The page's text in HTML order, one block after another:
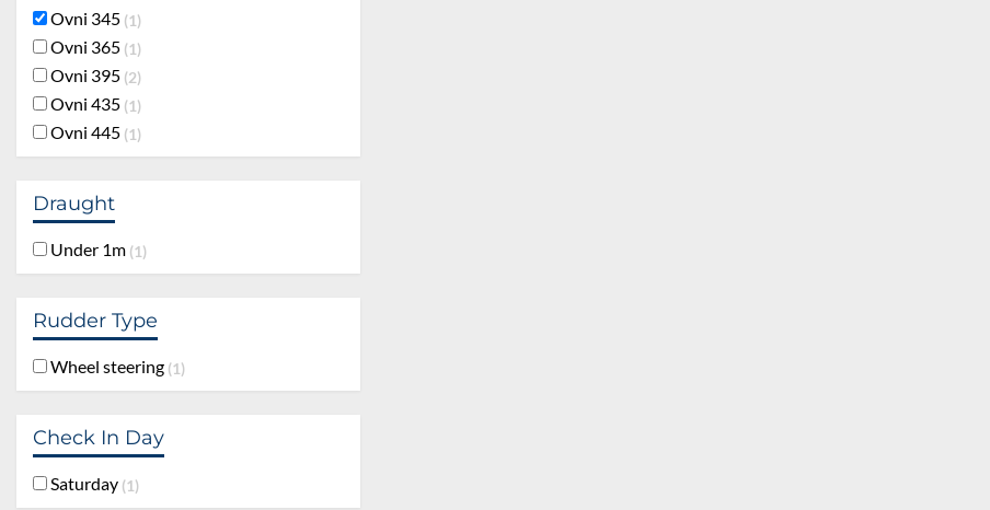
Ovni 345 1
Ovni 365 1
Ovni 395 2
Ovni 435 1
Ovni 445 1
Draught
Under 1m 1
Rudder Type
Wheel steering 1
Check In Day
Saturday 1